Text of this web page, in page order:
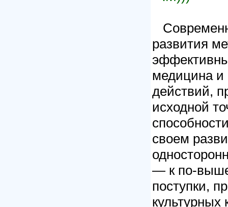
развития
медицина и
действий,
исходной
своем
— к по-
поступки,
культурных